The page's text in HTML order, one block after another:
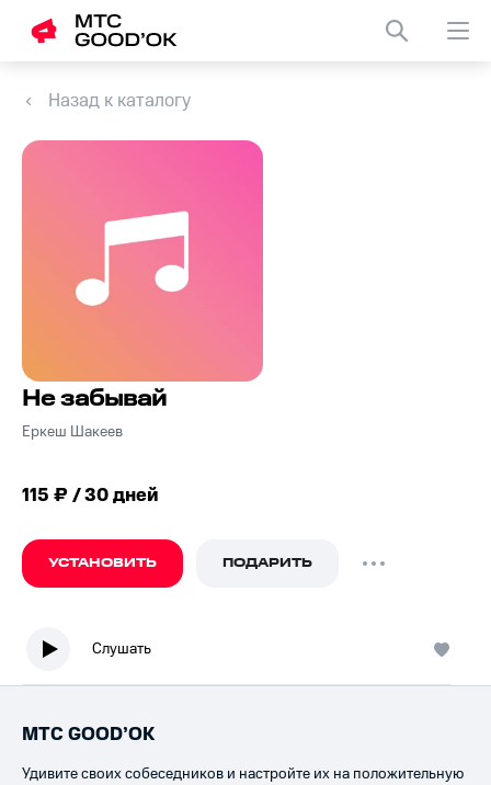
Назад к каталогу
Не забывай
Еркеш Шакеев
115 ₽ / 30 дней
УСТАНОВИТЬ ПОДАРИТЬ
Слушать
МТС GOOD’OK
Удивите своих собеседников и настройте их на положительную